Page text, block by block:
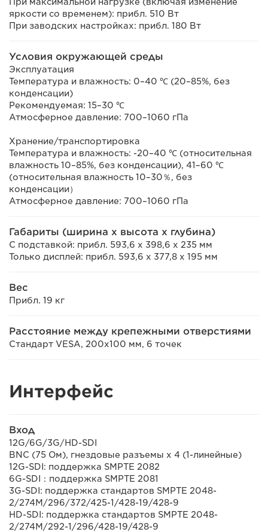
яркости со временем): прибл. 510 Вт
При заводских настройках: прибл. 180 Вт
Условия окружающей среды
Эксплуатация
Температура и влажность: 0–40 ℃ (20–85%, без
конденсации)
Рекомендуемая: 15–30 ℃
Атмосферное давление: 700–1060 гПа
Хранение/транспортировка
Температура и влажность: -20–40 ℃ (относительная
влажность 10–85%, без конденсации), 41–60 ℃
(относительная влажность 10–30％, без
конденсации）
Атмосферное давление: 700–1060 гПа
Габариты (ширина x высота x глубина)
С подставкой: прибл. 593,6 x 398,6 x 235 мм
Только дисплей: прибл. 593,6 x 377,8 x 195 мм
Вес
Прибл. 19 кг
Расстояние между крепежными отверстиями
Стандарт VESA, 200x100 мм, 6 точек
Интерфейс
Вход
12G/6G/3G/HD-SDI
BNC (75 Ом), гнездовые разъемы x 4 (1-линейные)
12G-SDI: поддержка SMPTE 2082
6G-SDI：поддержка SMPTE 2081
3G-SDI: поддержка стандартов SMPTE 2048-
2/274M/296/372/425-1/428-19/428-9
HD-SDI: поддержка стандартов SMPTE 2048-
2/274M/292-1/296/428-19/428-9